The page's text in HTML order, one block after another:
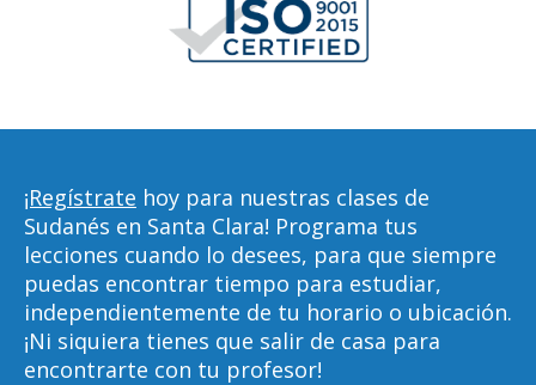
¡Regístrate hoy para nuestras clases de
Sudanés en Santa Clara! Programa tus
lecciones cuando lo desees, para que siempre
puedas encontrar tiempo para estudiar,
independientemente de tu horario o ubicación.
¡Ni siquiera tienes que salir de casa para
encontrarte con tu profesor!